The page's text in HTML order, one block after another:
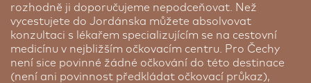
rozhodně ji doporučujeme nepodceňovat. Než
vycestujete do Jordánska můžete absolvovat
konzultaci s lékařem specializujícím se na cestovní
medicínu v nejbližším očkovacím centru. Pro Čechy
není sice povinné žádné očkování do této destinace
(není ani povinnost předkládat očkovací průkaz),